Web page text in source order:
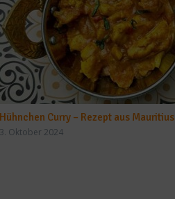
Hühnchen Curry – Rezept aus Mauritius
3. Oktober 2024